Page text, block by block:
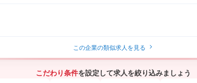
この企業の類似求人を見る
こだわり条件を設定して求人を絞り込みましょう